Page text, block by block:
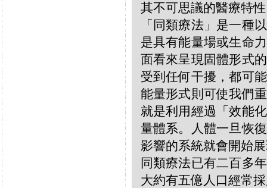
其不可思議的醫療特
「同類療法」是一種
是具有能量場或生命
面看來呈現固體形式
受到任何干擾，都可
能量形式則可使我們
就是利用經過「效能
量體系。人體一旦恢
影響的系統就會開始
同類療法已有二百多
大約有五億人口經常